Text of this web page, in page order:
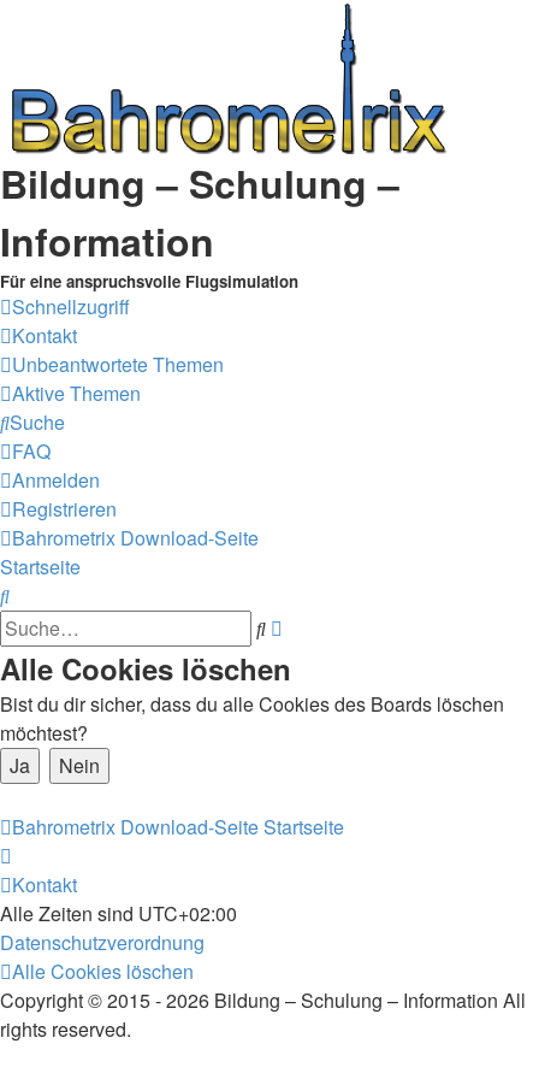
Bildung – Schulung –
Information
Für eine anspruchsvolle Flugsimulation
Schnellzugriff
Kontakt
Unbeantwortete Themen
Aktive Themen
Suche
FAQ
Anmelden
Registrieren
Bahrometrix Download-Seite
Startseite
Suche
Suche
Alle Cookies löschen
Bist du dir sicher, dass du alle Cookies des Boards löschen
möchtest?
Bahrometrix Download-SeiteStartseite
Kontakt
Alle Zeiten sind UTC+02:00
Datenschutzverordnung
Alle Cookies löschen
Copyright © 2015 - 2026 Bildung – Schulung – Information All
rights reserved.